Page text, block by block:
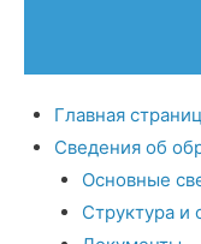
Главная
Сведения об
Основные
Структура и